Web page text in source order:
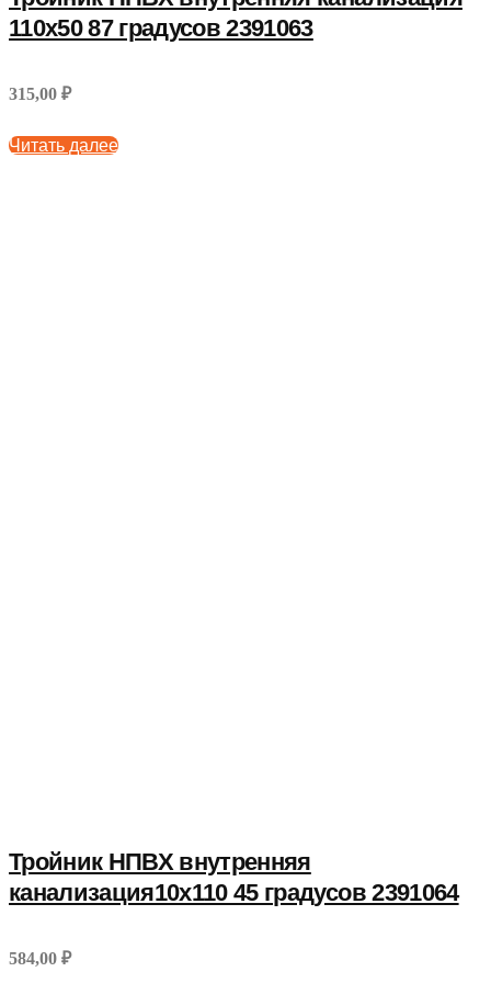
110x50 87 градусов 2391063
315,00 ₽
Читать далее
Тройник НПВХ внутренняя
канализация10x110 45 градусов 2391064
584,00 ₽